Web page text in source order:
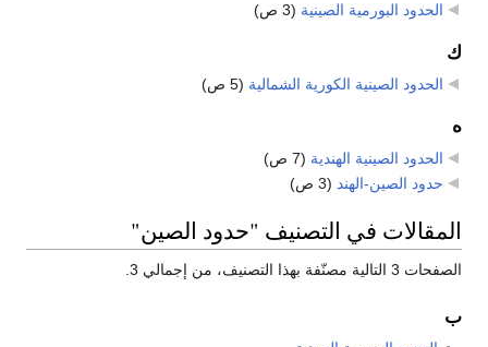
الحدود البورمية الصينية (3 ص)
ك
الحدود الصينية الكورية الشمالية (5 ص)
ه
الحدود الصينية الهندية (7 ص)
حدود الصين-الهند (3 ص)
المقالات في التصنيف "حدود الصين"
الصفحات 3 التالية مصنّفة بهذا التصنيف، من إجمالي 3.
ب